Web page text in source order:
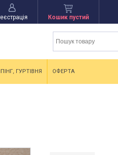
Кошик пустий
ГУРТІВНЯ ОФЕРТА